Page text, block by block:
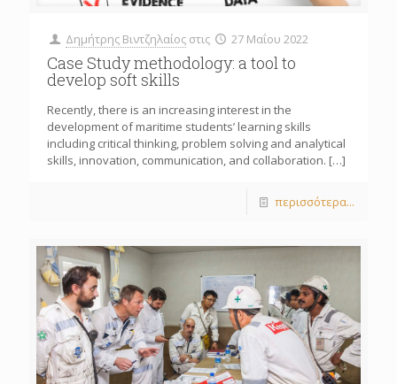
Δημήτρης Βιντζηλαίος στις 27 Μαΐου 2022
Case Study methodology: a tool to
develop soft skills
Recently, there is an increasing interest in the
development of maritime students’ learning skills
including critical thinking, problem solving and analytical
skills, innovation, communication, and collaboration. […]
περισσότερα...